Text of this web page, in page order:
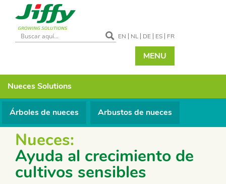
EN NL DE ES FR
MENU
NuecesSolutions
Árboles de nueces Arbustos de nueces
Nueces:
Ayuda al crecimiento de
cultivos sensibles